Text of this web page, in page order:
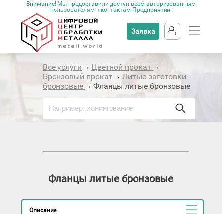
Внимание! Мы предоставили доступ всем авторизованным
пользователям к контактам Предприятий!
Заявка
Все услуги › Цветной прокат ›
Бронзовый прокат ›Литые заготовки
бронзовые
›Фланцы литые бронзовые
Фланцы литые бронзовые
Описание